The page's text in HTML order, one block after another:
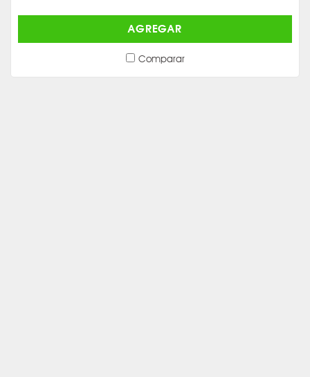
AGREGAR
Comparar